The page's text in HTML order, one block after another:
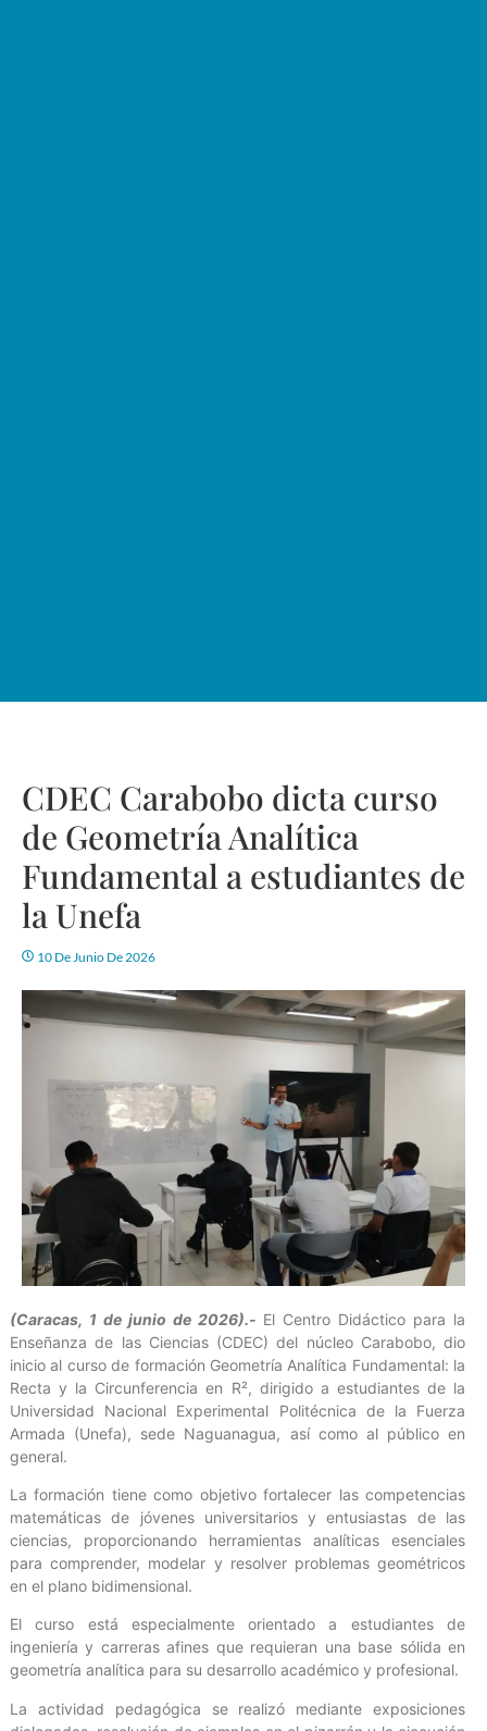
CDEC Carabobo dicta curso
de Geometría Analítica
Fundamental a estudiantes de
la Unefa
10 De Junio De 2026
(Caracas, 1 de junio de 2026).- El Centro Didáctico para la
Enseñanza de las Ciencias (CDEC) del núcleo Carabobo, dio
inicio al curso de formación Geometría Analítica Fundamental: la
Recta y la Circunferencia en R², dirigido a estudiantes de la
Universidad Nacional Experimental Politécnica de la Fuerza
Armada (Unefa), sede Naguanagua, así como al público en
general.
La formación tiene como objetivo fortalecer las competencias
matemáticas de jóvenes universitarios y entusiastas de las
ciencias, proporcionando herramientas analíticas esenciales
para comprender, modelar y resolver problemas geométricos
en el plano bidimensional.
El curso está especialmente orientado a estudiantes de
ingeniería y carreras afines que requieran una base sólida en
geometría analítica para su desarrollo académico y profesional.
La actividad pedagógica se realizó mediante exposiciones